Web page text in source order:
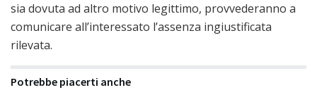
sia dovuta ad altro motivo legittimo, provvederanno a
comunicare all’interessato l’assenza ingiustificata
rilevata.
Potrebbe piacerti anche